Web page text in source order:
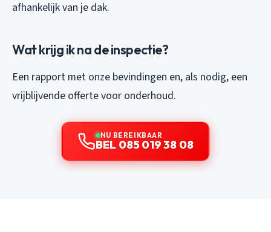
afhankelijk van je dak.
Wat krijg ik na de inspectie?
Een rapport met onze bevindingen en, als nodig, een
vrijblijvende offerte voor onderhoud.
NU BEREIKBAAR
BEL 085 019 38 08